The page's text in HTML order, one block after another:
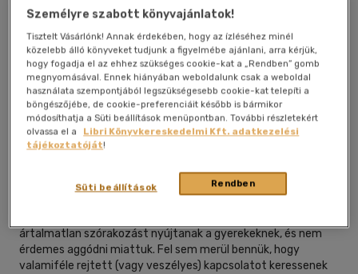
Kívánságlistához adom
puhatáblás, ragasztókötött 224 oldal
ártalmatlan szórakozást nyújtanak a gyerekeknek, és nem
érdemes aggódni miattuk. Fel sem merül bennük, hogy
valamiféle rejtett (vagy veszélyes) kapcsolatot keressenek
Személyre szabott könyvajánlatok!
Tisztelt Vásárlónk! Annak érdekében, hogy az ízléséhez minél
közelebb álló könyveket tudjunk a figyelmébe ajánlani, arra kérjük,
hogy fogadja el az ehhez szükséges cookie-kat a „Rendben” gomb
megnyomásával. Ennek hiányában weboldalunk csak a weboldal
használata szempontjából legszükségesebb cookie-kat telepíti a
böngészőjébe, de cookie-preferenciáit később is bármikor
módosíthatja a Süti beállítások menüpontban. További részletekért
olvassa el a
Libri Könyvkereskedelmi Kft. adatkezelési
tájékoztatóját!
Rendben
Süti beállítások